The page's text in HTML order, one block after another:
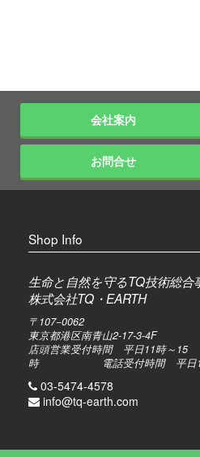
会社案内
お問合せ
Shop Info
生命と自然を守るTQ技術総合
株式会社TQ・EARTH
〒107−0062
東京都港区南青山2-17-3-4F
店頭営業受付時間 平日11時～15
時 電話受付時間 平日10
03-5474-4578
info@tq-earth.com